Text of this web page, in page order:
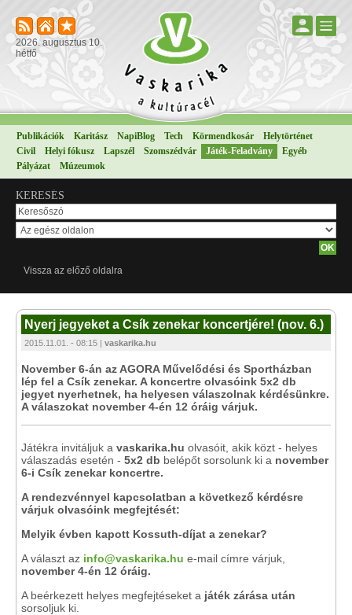
2026. augusztus 10.
hétfő
Publikációk Karitász NapiBlog Tech Körmendkosár
Helytörténet
Civil
Helyi fókusz Lapszél Szomszédvár Játék-Feladvány
Egyéb
Pályázat
Múzeumok
KERESÉS
Vissza az előző oldalra
Nyerj jegyeket a Csík zenekar koncertjére! (nov. 6.)
2015.11.01. - 08:15 | vaskarika.hu
November 6-án az AGORA Művelődési és Sportházban
lép fel a Csík zenekar. A koncertre olvasóink 5x2 db
jegyet nyerhetnek, ha helyesen válaszolnak kérdésünkre.
A válaszokat november 4-én 12 óráig várjuk.
Játékra invitáljuk a vaskarika.hu olvasóit, akik közt - helyes
válaszadás esetén - 5x2 db belépőt sorsolunk ki a november
6-i Csík zenekar koncertre.
A rendezvénnyel kapcsolatban a következő kérdésre
várjuk olvasóink megfejtését:
Melyik évben kapott Kossuth-díjat a zenekar?
A választ az info@vaskarika.hu e-mail címre várjuk,
november 4-én 12 óráig.
A beérkezett helyes megfejtéseket a játék zárása után
sorsoljuk ki.